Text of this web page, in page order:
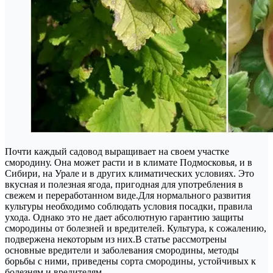
Почти каждый садовод выращивает на своем участке
смородину. Она может расти и в климате Подмосковья, и в
Сибири, на Урале и в других климатических условиях. Это
вкусная и полезная ягода, пригодная для употребления в
свежем и переработанном виде.Для нормального развития
культуры необходимо соблюдать условия посадки, правила
ухода. Однако это не дает абсолютную гарантию защиты
смородины от болезней и вредителей. Культура, к сожалению,
подвержена некоторым из них.В статье рассмотрены
основные вредители и заболевания смородины, методы
борьбы с ними, приведены сорта смородины, устойчивых к